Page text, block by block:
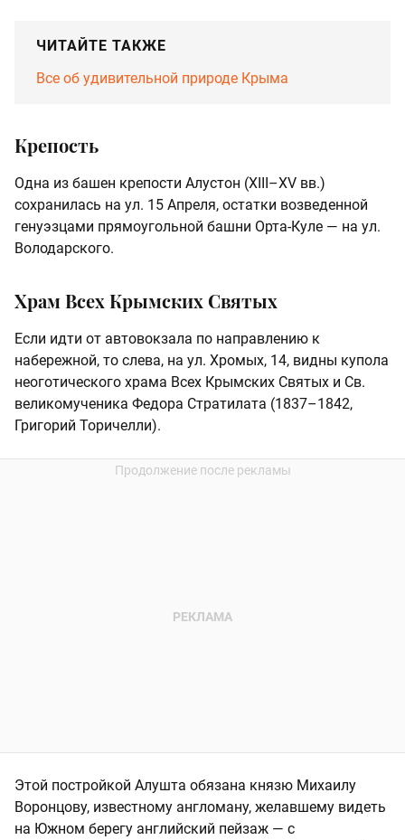
ЧИТАЙТЕ ТАКЖЕ
Все об удивительной природе Крыма
Крепость
Одна из башен крепости Алустон (XIII–XV вв.)
сохранилась на ул. 15 Апреля, остатки возведенной
генуэзцами прямоугольной башни Орта-Куле — на ул.
Володарского.
Храм Всех Крымских Святых
Если идти от автовокзала по направлению к
набережной, то слева, на ул. Хромых, 14, видны купола
неоготического храма Всех Крымских Святых и Св.
великомученика Федора Стратилата (1837–1842,
Григорий Торичелли).
Этой постройкой Алушта обязана князю Михаилу
Воронцову, известному англоману, желавшему видеть
на Южном берегу английский пейзаж — с